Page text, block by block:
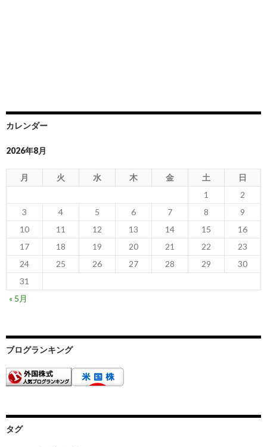
カレンダー
2026年8月
月 火 水 木 金 土
日
1
2
3
4 5 6 7 8
9
10
11 12 13 14 15
16
17
18 19 20 21 22
23
24
25 26 27 28 29
30
31
« 5月
ブログランキング
タグ